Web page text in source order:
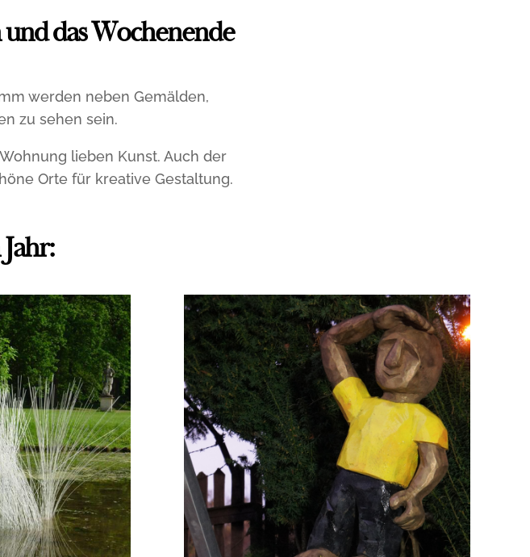
und das Wochenende
werden neben Gemälden,
zu sehen sein.
lieben Kunst. Auch der
Orte für kreative Gestaltung.